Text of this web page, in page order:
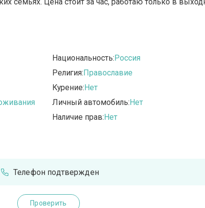
Национальность:Россия
Религия:Православие
Курение:Нет
Личный автомобиль:Нет
Наличие прав:Нет
Телефон подтвержден
Проверить